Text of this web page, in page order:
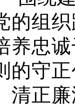
的组
养忠
的守
清正